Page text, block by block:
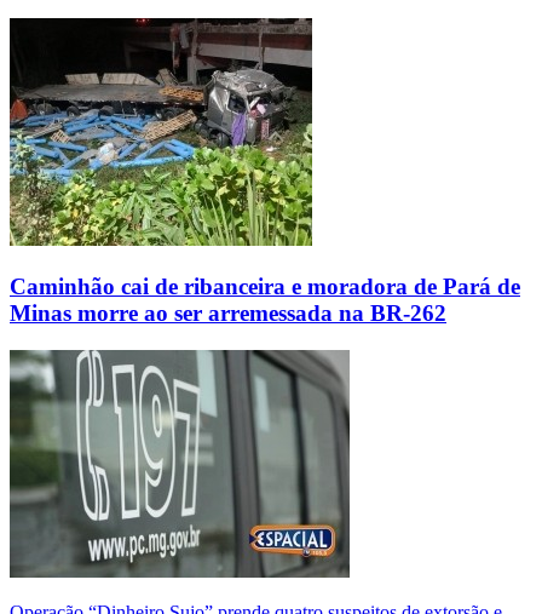
Caminhão cai de ribanceira e moradora de Pará de
Minas morre ao ser arremessada na BR-262